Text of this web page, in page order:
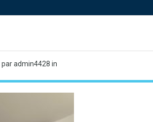
par admin4428 in